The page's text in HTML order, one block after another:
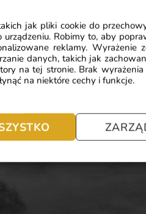
jak pliki cookie do
Robimy to, aby
reklamy. Wyrażenie
danych, takich jak
na tej stronie. Brak
na niektóre cechy i funkcje.